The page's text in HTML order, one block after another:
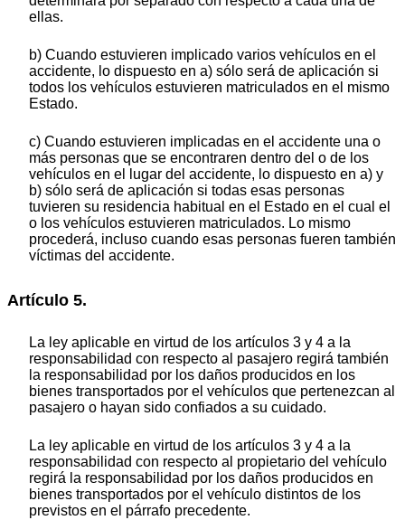
ellas.
b) Cuando estuvieren implicado varios vehículos en el
accidente, lo dispuesto en a) sólo será de aplicación si
todos los vehículos estuvieren matriculados en el mismo
Estado.
c) Cuando estuvieren implicadas en el accidente una o
más personas que se encontraren dentro del o de los
vehículos en el lugar del accidente, lo dispuesto en a) y
b) sólo será de aplicación si todas esas personas
tuvieren su residencia habitual en el Estado en el cual el
o los vehículos estuvieren matriculados. Lo mismo
procederá, incluso cuando esas personas fueren también
víctimas del accidente.
Artículo 5.
La ley aplicable en virtud de los artículos 3 y 4 a la
responsabilidad con respecto al pasajero regirá también
la responsabilidad por los daños producidos en los
bienes transportados por el vehículos que pertenezcan al
pasajero o hayan sido confiados a su cuidado.
La ley aplicable en virtud de los artículos 3 y 4 a la
responsabilidad con respecto al propietario del vehículo
regirá la responsabilidad por los daños producidos en
bienes transportados por el vehículo distintos de los
previstos en el párrafo precedente.